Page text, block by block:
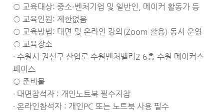
○ 교육대상: 중소·벤처기업 및 일반인, 메이커 활동가 등
○ 교육인원: 제한없음
○ 교육방법: 대면 및 온라인 강의(Zoom 활용) 동시 운영
○ 교육장소
∙ 수원시 권선구 산업로 수원벤처밸리2 6층 수원 메이커스
페이스
○ 준비물
∙ 대면참석자 : 개인노트북 필수지참
∙ 온라인참석자 : 개인PC 또는 노트북 사용 필수